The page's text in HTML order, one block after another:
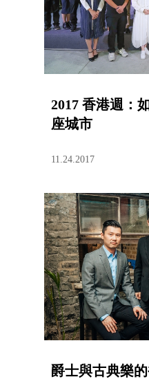
2017 香港週：
座城市
11.24.2017
爵士與古典樂